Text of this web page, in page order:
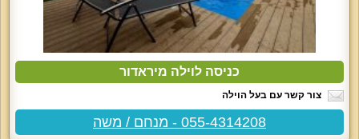
כניסה לוילה מיראדור
צור קשר עם בעל הוילה
055-4314208 - מנחם / משה